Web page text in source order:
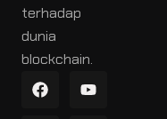
terhadap
dunia
blockchain.